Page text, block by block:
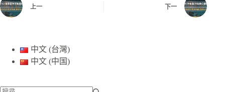
上一 下一
中文 (台灣)
中文 (中国)